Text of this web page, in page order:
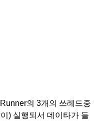
의 3개의 쓰레드중
) 실행되서 데이타가 들